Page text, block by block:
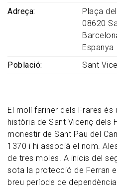
El molí fariner dels Frares
història de Sant Vicenç dels
monestir de Sant Pau del
1370 i hi associà el nom.
de tres moles. A inicis del
sota la protecció de Ferran
breu període de
Adreça
Plaça
08620
Espanya
Població
Sant